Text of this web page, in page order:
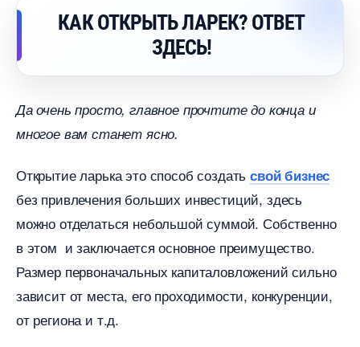
КАК ОТКРЫТЬ ЛАРЕК? ОТВЕТ
ЗДЕСЬ!
Да очень просто, главное прочтите до конца и
многое вам станет ясно.
Открытие ларька это способ создатьсвой бизнес
ез привлечения больших инвестиций, здесь
можно отделаться небольшой суммой. Собственно
этом и заключается основное преимущество.
Размер первоначальных капиталовложений сильно
зависит от места, его проходимости, конкуренции,
от региона и т.д.